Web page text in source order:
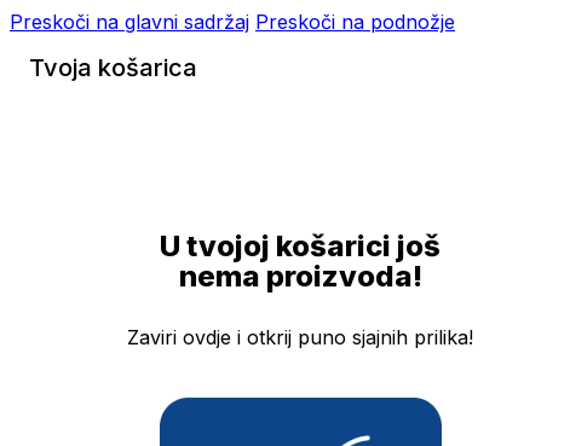
Preskoči na glavni sadržaj Preskoči na podnožje
Tvoja košarica
U tvojoj košarici još
nema proizvoda!
Zaviri ovdje i otkrij puno sjajnih prilika!